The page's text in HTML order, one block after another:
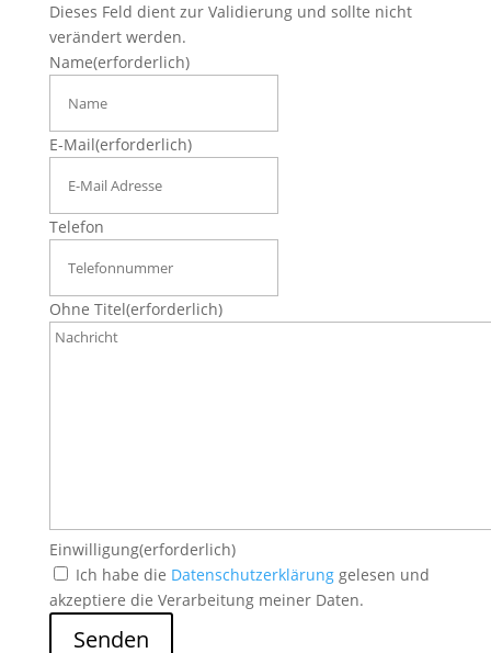
Dieses Feld dient zur Validierung und sollte nicht
verändert werden.
Name(erforderlich)
E-Mail(erforderlich)
Telefon
Ohne Titel(erforderlich)
Einwilligung(erforderlich)
Ich habe die Datenschutzerklärunggelesen und
akzeptiere die Verarbeitung meiner Daten.